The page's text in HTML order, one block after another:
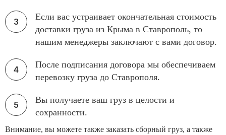
Если вас устраивает окончательная стоимость
доставки груза из Крыма в Ставрополь, то
нашим менеджеры заключают с вами договор.
После подписания договора мы обеспечиваем
перевозку груза до Ставрополя.
Вы получаете ваш груз в целости и
сохранности.
Внимание, вы можете также заказать сборный груз, а также